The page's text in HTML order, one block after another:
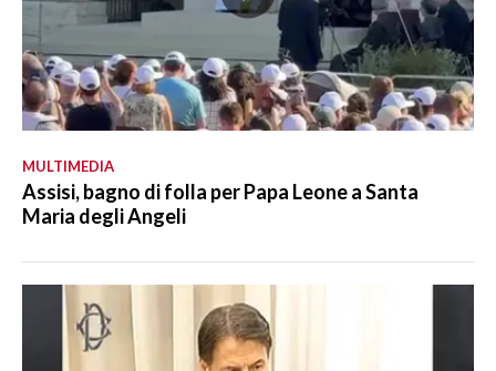
MULTIMEDIA
Assisi, bagno di folla per Papa Leone a Santa
Maria degli Angeli